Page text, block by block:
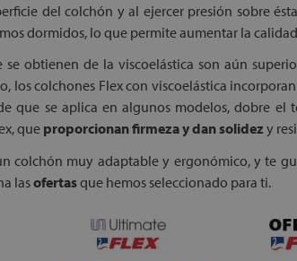
del colchón y al ejercer presión sobre
dormidos, lo que permite aumentar la
se obtienen de la viscoelástica son aún
los colchones Flex con viscoelástica
que se aplica en algunos modelos, dobre el
que proporcionan firmeza y dan solidez y
colchón muy adaptable y ergonómico, y te
lasofertasque hemos seleccionado para ti.